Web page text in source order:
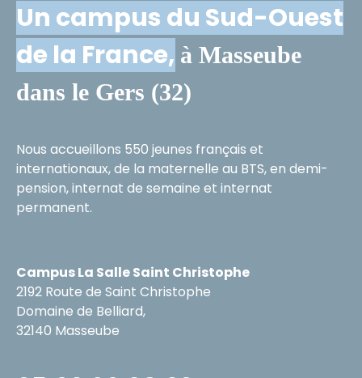
Un campus du Sud-Ouest
de la France, à Masseube
dans le Gers (32)
Nous accueillons 550 jeunes français et
internationaux, de la maternelle au BTS, en demi-
pension, internat de semaine et internat
permanent.
Campus La Salle Saint Christophe
2192 Route de Saint Christophe
Domaine de Belliard,
32140 Masseube